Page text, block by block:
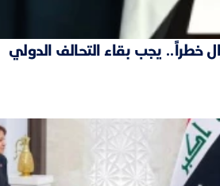
خطراً.. يجب بقاء التحالف الدولي